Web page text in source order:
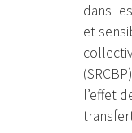
dans
et
l’effet